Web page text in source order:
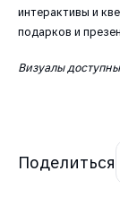
интерактивы и
подарков и
Визуалы
Поделиться